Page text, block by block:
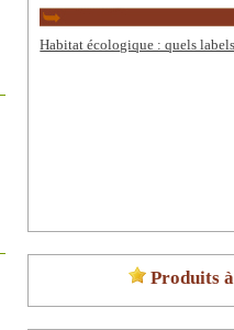
Habitat écologique : quels
Produits